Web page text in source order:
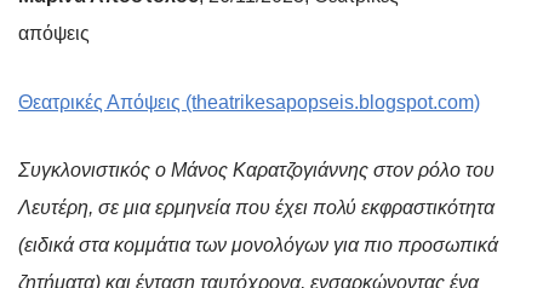
απόψεις
Θεατρικές Απόψεις (theatrikesapopseis.blogspot.com)
Συγκλονιστικός ο Μάνος Καρατζογιάννης στον ρόλο του
Λευτέρη, σε μια ερμηνεία που έχει πολύ εκφραστικότητα
(ειδικά στα κομμάτια των μονολόγων για πιο προσωπικά
ζητήματα) και ένταση ταυτόχρονα, ενσαρκώνοντας ένα